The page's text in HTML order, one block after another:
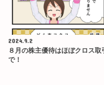
2024.9.2
８月の株主優待はほぼクロス取
で！